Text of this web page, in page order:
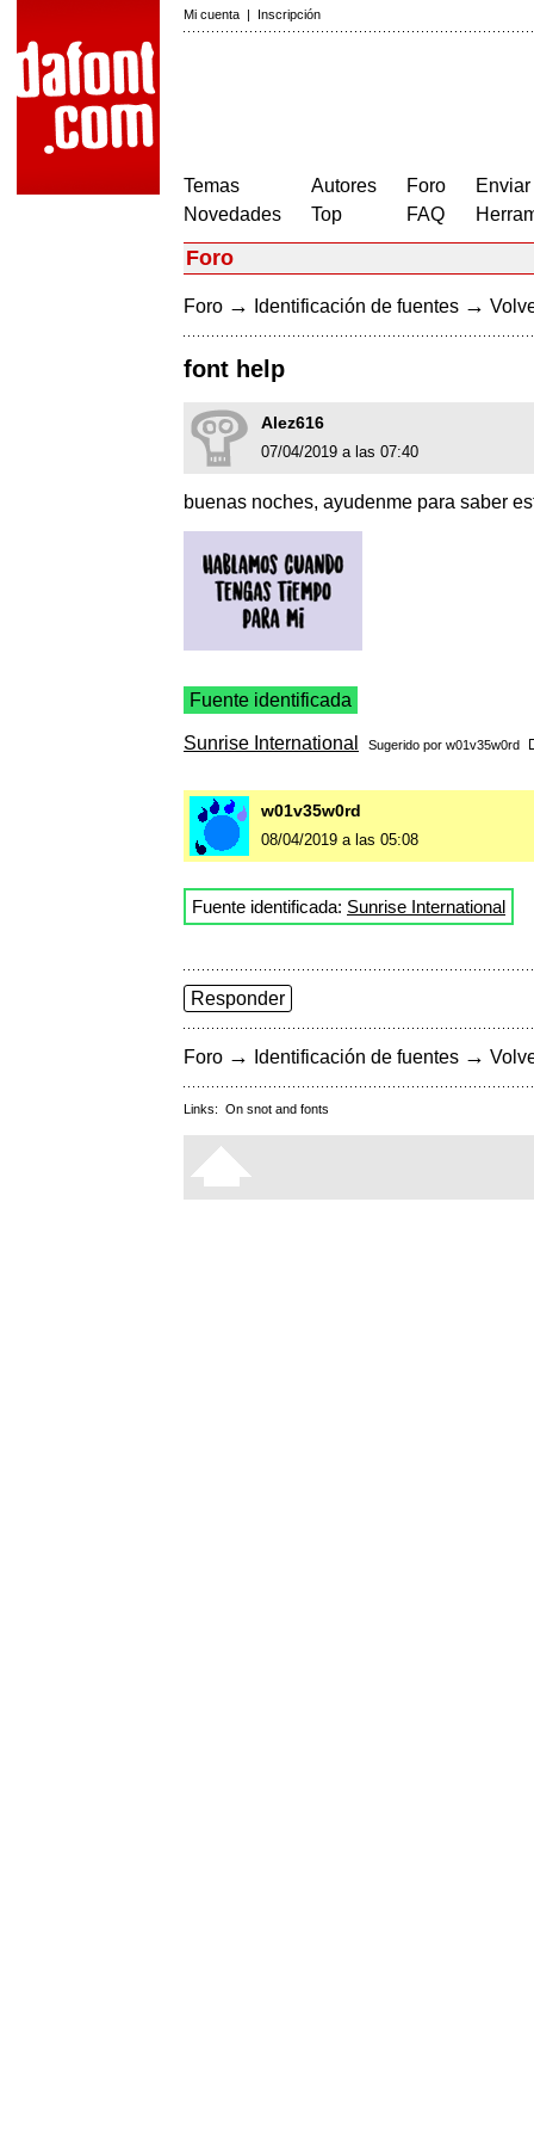
Mi cuenta | Inscripción
Temas
Novedades
Autores
Top
Foro
FAQ
Foro
Foro → Identificación de fuentes →
font help
Alez616
07/04/2019 a las 07:40
buenas noches, ayudenme para saber
Fuente identificada
Sunrise International Sugerido por w01v35w0rd
w01v35w0rd
08/04/2019 a las 05:08
Fuente identificada: Sunrise International
Responder
Foro → Identificación de fuentes →
Links: On snot and fonts